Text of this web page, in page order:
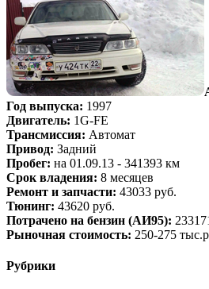
Год выпуска: 1997
Двигатель: 1G-FE
Трансмиссия: Автомат
Привод: Задний
Пробег: на 01.09.13 - 341393 км
Срок владения: 8 месяцев
Ремонт и запчасти: 43033 руб.
Тюнинг: 43620 руб.
Потрачено на бензин (АИ95):
Рыночная стоимость: 250-275
Рубрики